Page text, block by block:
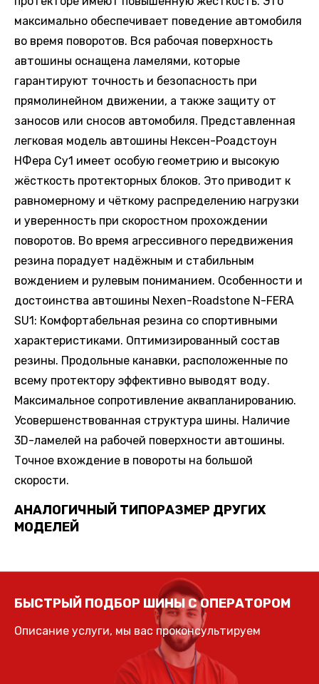
максимально обеспечивает поведение автомобиля
во время поворотов. Вся рабочая поверхность
автошины оснащена ламелями, которые
гарантируют точность и безопасность при
прямолинейном движении, а также защиту от
заносов или сносов автомобиля. Представленная
легковая модель автошины Нексен-Роадстоун
НФера Су1 имеет особую геометрию и высокую
жёсткость протекторных блоков. Это приводит к
равномерному и чёткому распределению нагрузки
и уверенность при скоростном прохождении
поворотов. Во время агрессивного передвижения
резина порадует надёжным и стабильным
вождением и рулевым пониманием. Особенности и
достоинства автошины Nexen-Roadstone N-FERA
SU1: Комфортабельная резина со спортивными
характеристиками. Оптимизированный состав
резины. Продольные канавки, расположенные по
всему протектору эффективно выводят воду.
Максимальное сопротивление аквапланированию.
Усовершенствованная структура шины. Наличие
3D-ламелей на рабочей поверхности автошины.
Точное вхождение в повороты на большой
скорости.
АНАЛОГИЧНЫЙ ТИПОРАЗМЕР ДРУГИХ
МОДЕЛЕЙ
БЫСТРЫЙ ПОДБОР ШИНЫ С ОПЕРАТОРОМ
Описание услуги, мы вас проконсультируем